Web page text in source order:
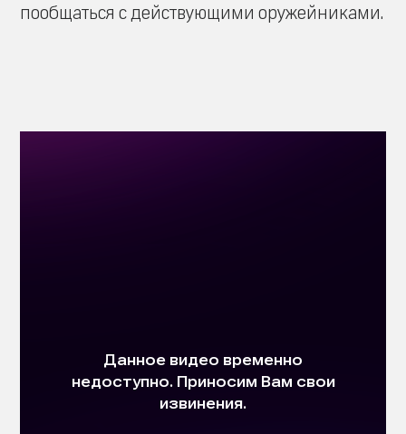
пообщаться с действующими оружейниками.